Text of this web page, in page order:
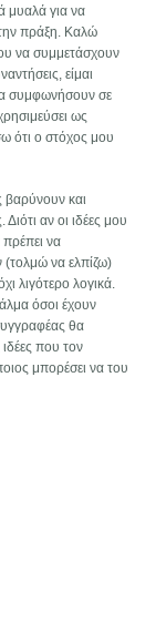
μυαλά για να
πράξη. Καλώ
να συμμετάσχουν
είμαι
συμφωνήσουν σε
ως
ότι ο στόχος μου
βαρύνουν και
αν οι ιδέες μου
πρέπει να
(τολμώ να ελπίζω)
λιγότερο λογικά.
όσοι έχουν
θα
ιδέες που τον
μπορέσει να του